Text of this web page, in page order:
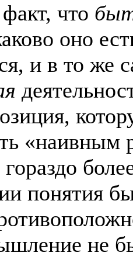
что
оно
и в то же
«наивным
понятия
не